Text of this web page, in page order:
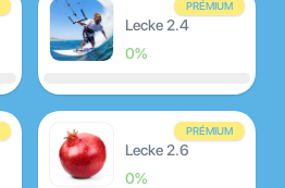
PRÉMIUM
Lecke 2.4
0%
PRÉMIUM
Lecke 2.6
0%